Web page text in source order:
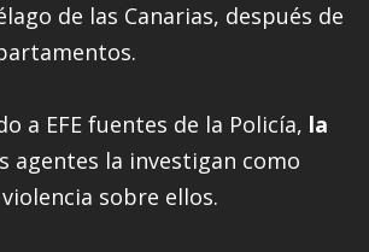
de las Canarias, después de
a EFE fuentes de la Policía, la
agentes la investigan como
sobre ellos.